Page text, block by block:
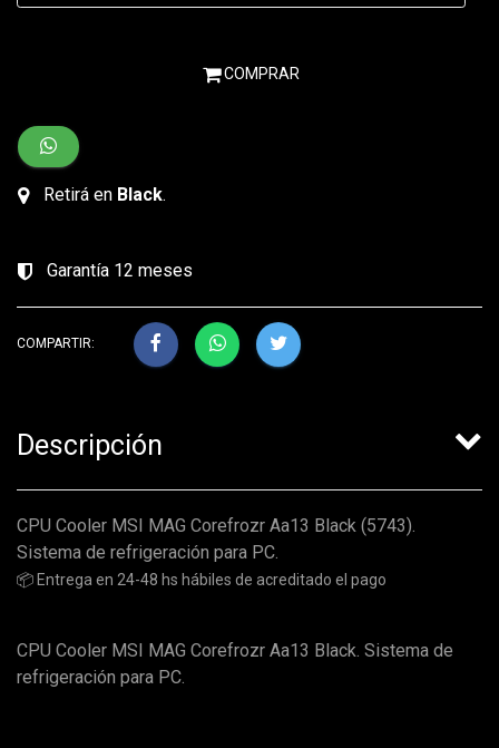
COMPRAR
Retirá en Black.
Garantía 12 meses
COMPARTIR:
Descripción
CPU Cooler MSI MAG Corefrozr Aa13 Black (5743).
Sistema de refrigeración para PC.
📦 Entrega en 24-48 hs hábiles de acreditado el pago
CPU Cooler MSI MAG Corefrozr Aa13 Black. Sistema de
refrigeración para PC.